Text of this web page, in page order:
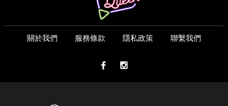
關於我們 服務條款 隱私政策 聯繫我們